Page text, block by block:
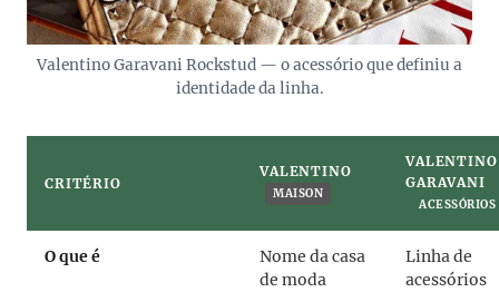
Valentino Garavani Rockstud — o acessório que definiu a
identidade da linha.
CRITÉRIO
VALENTINO
MAISON
VALENTINO
GARAVANI
ACESSÓRIOS
O que é
Nome da casa
de moda
Linha de
acessórios